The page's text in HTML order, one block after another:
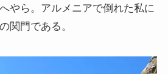
やら。アルメニアで倒れた私に
関門である。